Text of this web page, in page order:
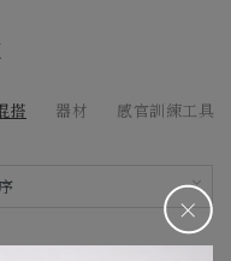
＋
搭 器材 感官訓練工具